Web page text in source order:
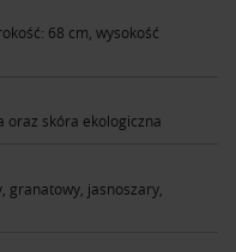
68 cm, wysokość
oraz skóra ekologiczna
granatowy, jasnoszary,